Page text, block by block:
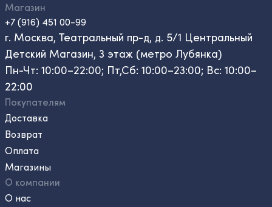
Магазин
+7 (916) 451 00-99
г. Москва, Театральный пр-д, д. 5/1 Центральный
Детский Магазин, 3 этаж (метро Лубянка)
Пн-Чт: 10:00–22:00; Пт,Сб: 10:00–23:00; Вс: 10:00–
22:00
Покупателям
Доставка
Возврат
Оплата
Магазины
О компании
О нас